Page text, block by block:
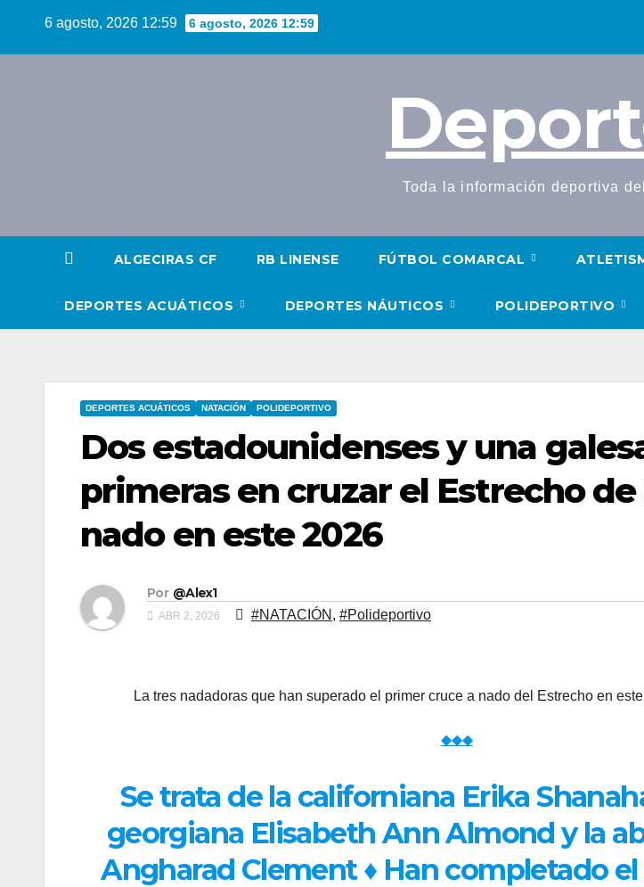
6 agosto, 2026 12:59 6 agosto, 2026 12:59
Toda la información deportiva
ALGECIRAS CF RB LINENSE FÚTBOL COMARCAL
DEPORTES ACUÁTICOS DEPORTES NÁUTICOS POLIDEPORTIVO
DEPORTES ACUÁTICOS NATACIÓN POLIDEPORTIVO
Dos estadounidenses y una
primeras en cruzar el Estrecho
nado en este 2026
Por @Alex1
ABR 2, 2026 #NATACIÓN , #Polideportivo
La tres nadadoras que han superado el primer cruce a nado del Estrecho en
◆◆◆
Se trata de la californiana Erika
georgiana Elisabeth Ann Almond y la
Angharad Clement ♦ Han completado